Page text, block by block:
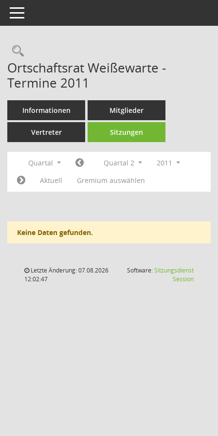
Toggle navigation
Rechercheauswahl
Ortschaftsrat Weißewarte -
Termine 2011
Informationen Mitglieder
Vertreter Sitzungen
Quartal Quartal 2
2011
Aktuell
Gremium auswählen
Keine Daten gefunden.
Letzte Änderung: 07.08.2026
12:02:47
Software:Sitzungsdienst
Session(Wird in